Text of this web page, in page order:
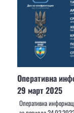
Оперативна
29 март 2025
Оперативна